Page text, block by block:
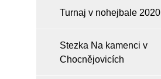
Turnaj v nohejbale 2020
Stezka Na kamenci v
Chocnějovicích